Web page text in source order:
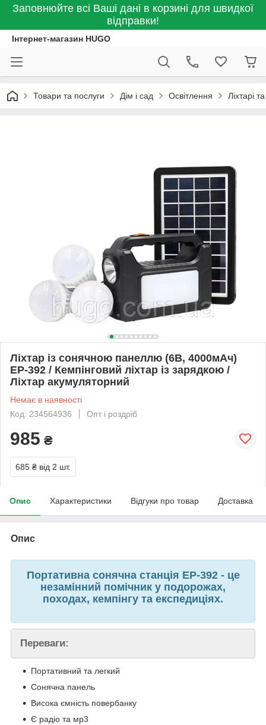
Заповнюйте всі Ваші дані в корзині для швидкої
відправки!
Інтернет-магазин HUGO
Товари та послуги Дім і сад Освітлення Ліхтарі
Ліхтар із сонячною панеллю (6В, 4000мАч)
EP-392 / Кемпінговий ліхтар із зарядкою /
Ліхтар акумуляторний
Немає в наявності
Код: 234564936
Опт і роздріб
985 ₴
685 ₴ від 2 шт.
Опис Характеристики Відгуки про товар Доставка
Опис
Портативна сонячна станція EP-392 - це
незамінний помічник у подорожах,
походах, кемпінгу та експедиціях.
Переваги:
Портативний та легкий
Сонячна панель
Висока ємність повербанку
Є радіо та мр3